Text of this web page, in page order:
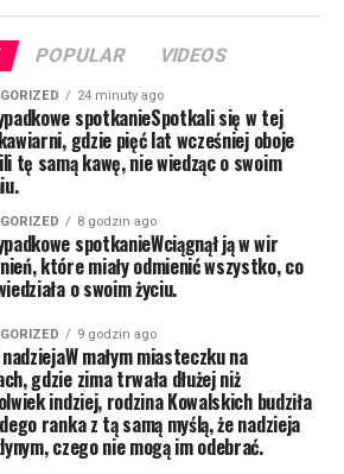
POPULAR VIDEOS
24 minuty ago
spotkanieSpotkali się w tej
gdzie pięć lat wcześniej oboje
tę samą kawę, nie wiedząc o swoim
8 godzin ago
spotkanieWciągnął ją w wir
które miały odmienić wszystko, co
o swoim życiu.
9 godzin ago
małym miasteczku na
gdzie zima trwała dłużej niż
indziej, rodzina Kowalskich budziła
ranka z tą samą myślą, że nadzieja
czego nie mogą im odebrać.